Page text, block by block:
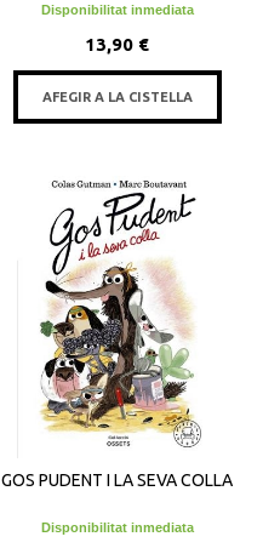
Disponibilitat inmediata
13,90 €
AFEGIR A LA CISTELLA
GOS PUDENT I LA SEVA COLLA
Disponibilitat inmediata